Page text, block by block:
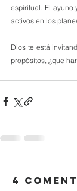
espiritual. El ayuno
activos en los
Dios te está
propósitos, ¿que
4